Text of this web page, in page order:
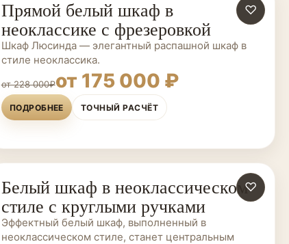
ШКАФЫ НА ЗАКАЗ ♡
Прямой белый шкаф в
неоклассике с фрезеровкой
Шкаф Люсинда — элегантный распашной шкаф в
стиле неоклассика.
от 228 000₽от 175 000 ₽
ПОДРОБНЕЕ ТОЧНЫЙ РАСЧЁТ
ШКАФЫ НА ЗАКАЗ ♡
Белый шкаф в неоклассическом
стиле с круглыми ручками
Эффектный белый шкаф, выполненный в
неоклассическом стиле, станет центральным